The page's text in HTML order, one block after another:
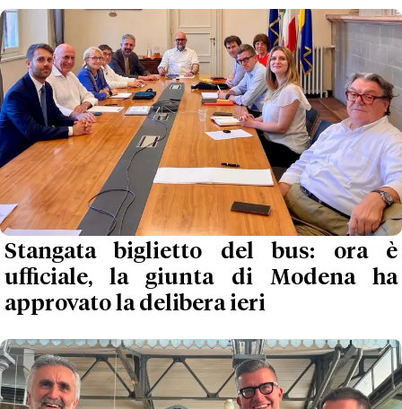
Stangata biglietto del bus: ora è
ufficiale, la giunta di Modena ha
approvato la delibera ieri